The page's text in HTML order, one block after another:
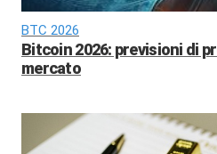
BTC 2026
Bitcoin 2026: previsioni di
mercato